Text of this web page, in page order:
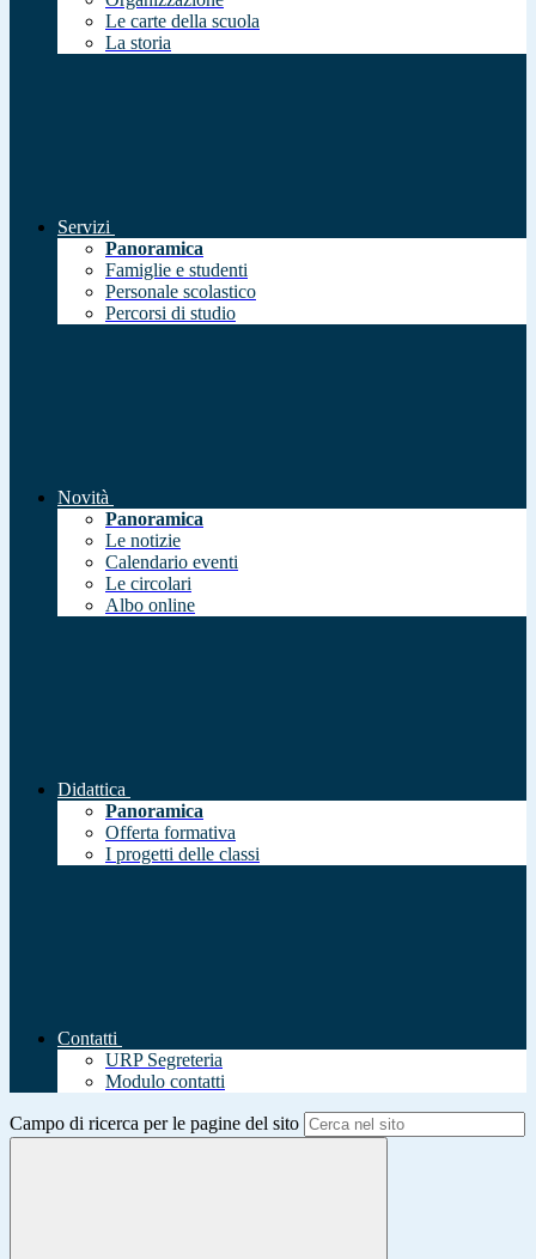
Le carte della scuola
La storia
Servizi
Panoramica
Famiglie e studenti
Personale scolastico
Percorsi di studio
Novità
Panoramica
Le notizie
Calendario eventi
Le circolari
Albo online
Didattica
Panoramica
Offerta formativa
I progetti delle classi
Contatti
URP Segreteria
Modulo contatti
Campo di ricerca per le pagine del sito